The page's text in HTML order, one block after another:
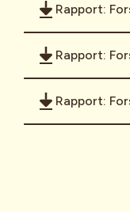
Rapport:
Rapport:
Rapport: